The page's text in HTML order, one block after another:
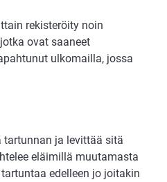
rekisteröity noin
ovat saaneet
ulkomailla, jossa
tartunnan ja levittää sitä
eläimillä muutamasta
edelleen jo joitakin